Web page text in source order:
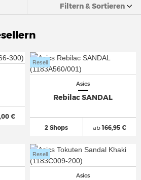
Filtern & Sortieren
€
Asics
Rebilac SANDAL
2 Shops
Resell
ab166,95 €
Asics
Resell